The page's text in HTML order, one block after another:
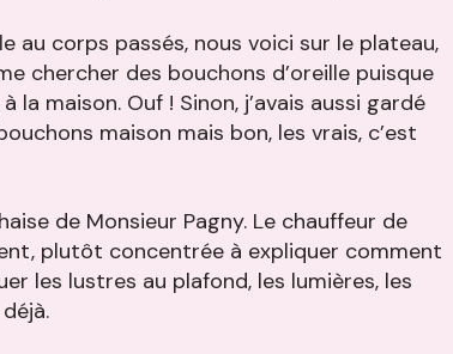
corps passés, nous voici sur le plateau,
chercher des bouchons d’oreille puisque
la maison. Ouf ! Sinon, j’avais aussi gardé
maison mais bon, les vrais, c’est
de Monsieur Pagny. Le chauffeur de
plutôt concentrée à expliquer comment
les lustres au plafond, les lumières, les